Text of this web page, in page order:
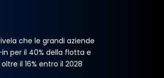
che le grandi aziende
per il 40% della flotta e
il 16% entro il 2028